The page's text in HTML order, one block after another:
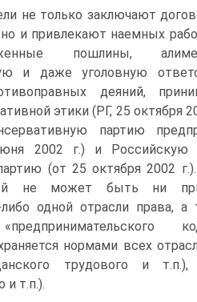
не только заключают
и привлекают наемных
пошлины,
и даже уголовную
деяний,
этики (РГ, 25 октября
партию
2002 г.) и Российскую
(от 25 октября 2002
не может быть ни
одной отрасли права, а
нормами всех
трудового и
и т.п.).